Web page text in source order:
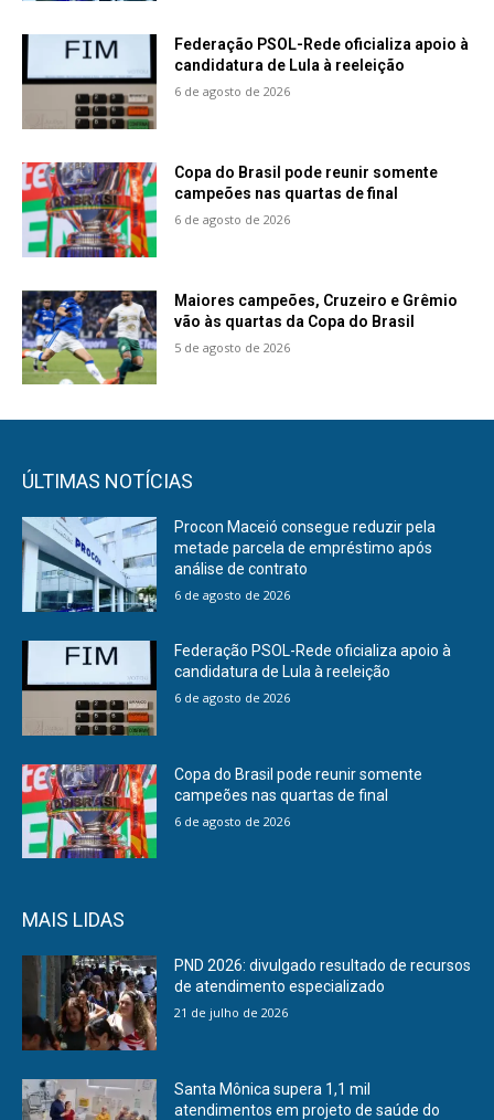
Federação PSOL-Rede oficializa apoio à
candidatura de Lula à reeleição
6 de agosto de 2026
Copa do Brasil pode reunir somente
campeões nas quartas de final
6 de agosto de 2026
Maiores campeões, Cruzeiro e Grêmio
vão às quartas da Copa do Brasil
5 de agosto de 2026
ÚLTIMAS NOTÍCIAS
Procon Maceió consegue reduzir pela
metade parcela de empréstimo após
análise de contrato
6 de agosto de 2026
Federação PSOL-Rede oficializa apoio à
candidatura de Lula à reeleição
6 de agosto de 2026
Copa do Brasil pode reunir somente
campeões nas quartas de final
6 de agosto de 2026
MAIS LIDAS
PND 2026: divulgado resultado de recursos
de atendimento especializado
21 de julho de 2026
Santa Mônica supera 1,1 mil
atendimentos em projeto de saúde do